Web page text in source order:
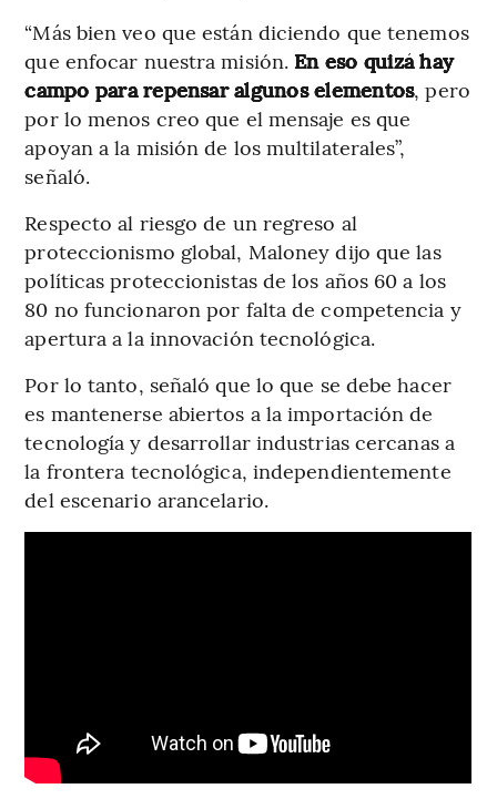
“Más bien veo que están diciendo que tenemos
que enfocar nuestra misión. En eso quizá hay
campo para repensar algunos elementos, pero
por lo menos creo que el mensaje es que
apoyan a la misión de los multilaterales”,
señaló.
Respecto al riesgo de un regreso al
proteccionismo global, Maloney dijo que las
políticas proteccionistas de los años 60 a los
80 no funcionaron por falta de competencia y
apertura a la innovación tecnológica.
Por lo tanto, señaló que lo que se debe hacer
es mantenerse abiertos a la importación de
tecnología y desarrollar industrias cercanas a
la frontera tecnológica, independientemente
del escenario arancelario.